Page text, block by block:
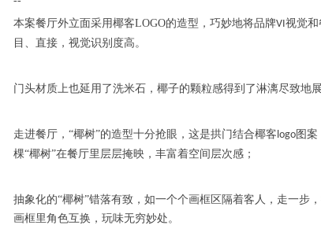
本案餐厅外立面采用椰客LOGO的造型，巧妙地将品牌VI视觉和
目、直接，视觉识别度高。
门头材质上也延用了洗米石，椰子的颗粒感得到了淋漓尽致地
走进餐厅， “椰树”的造型十分抢眼，这是拱门结合椰客logo图案
棵“椰树”在餐厅里层层掩映，丰富着空间层次感；
抽象化的“椰树”错落有致，如一个个画框区隔着客人，走一步
画框里角色互换，玩味无穷妙处。